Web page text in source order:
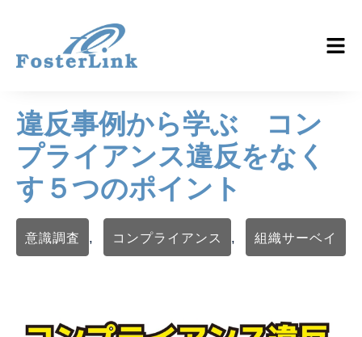
違反事例から学ぶ コン
プライアンス違反をなく
す５つのポイント
意識調査 , コンプライアンス , 組織サーベイ